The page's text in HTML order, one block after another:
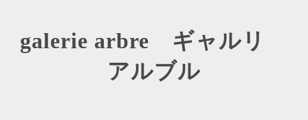
galerie arbre ギャルリ
アルブル